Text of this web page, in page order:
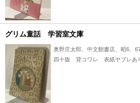
グリム童話 学習室文庫
奥野庄太郎、中文館書店、昭6、
四十版 背コワレ 表紙ヤブレあ